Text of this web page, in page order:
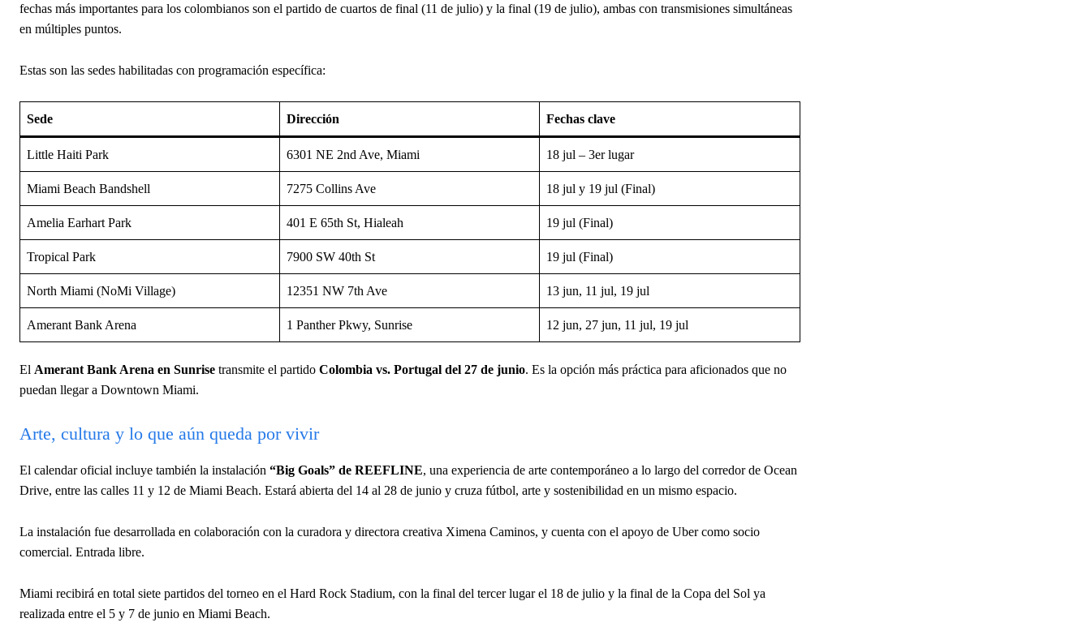
fechas más importantes para los colombianos son el partido de cuartos de final (11 de julio) y la final (19 de julio), ambas con transmisiones simultáneas
en múltiples puntos.
Estas son las sedes habilitadas con programación específica:
Sede Dirección Fechas clave
Little Haiti Park 6301 NE 2nd Ave, Miami 18 jul – 3er lugar
Miami Beach Bandshell 7275 Collins Ave 18 jul y 19 jul (Final)
Amelia Earhart Park 401 E 65th St, Hialeah 19 jul (Final)
Tropical Park 7900 SW 40th St 19 jul (Final)
North Miami (NoMi Village) 12351 NW 7th Ave 13 jun, 11 jul, 19 jul
Amerant Bank Arena 1 Panther Pkwy, Sunrise 12 jun, 27 jun, 11 jul, 19 jul
El Amerant Bank Arena en Sunrise transmite el partido Colombia vs. Portugal del 27 de junio. Es la opción más práctica para aficionados que no
puedan llegar a Downtown Miami.
Arte, cultura y lo que aún queda por vivir
El calendar oficial incluye también la instalación “Big Goals” de REEFLINE, una experiencia de arte contemporáneo a lo largo del corredor de Ocean
Drive, entre las calles 11 y 12 de Miami Beach. Estará abierta del 14 al 28 de junio y cruza fútbol, arte y sostenibilidad en un mismo espacio.
La instalación fue desarrollada en colaboración con la curadora y directora creativa Ximena Caminos, y cuenta con el apoyo de Uber como socio
comercial. Entrada libre.
Miami recibirá en total siete partidos del torneo en el Hard Rock Stadium, con la final del tercer lugar el 18 de julio y la final de la Copa del Sol ya
realizada entre el 5 y 7 de junio en Miami Beach.